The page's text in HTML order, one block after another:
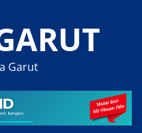
Garut